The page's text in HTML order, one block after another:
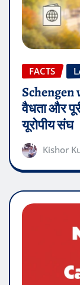
FACTS
Schengen
वैधता और
यूरोपीय संघ
Kishor